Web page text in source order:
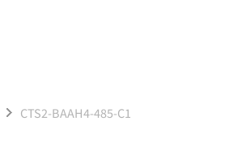
CTS2-BAAH4-485-C1